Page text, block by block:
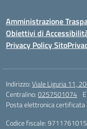
Amministrazione
Obiettivi di
Privacy Policy Sito
Indirizzo:Viale Liguria 11,
Centralino:0257501074
Posta elettronica certificata
Codice fiscale: